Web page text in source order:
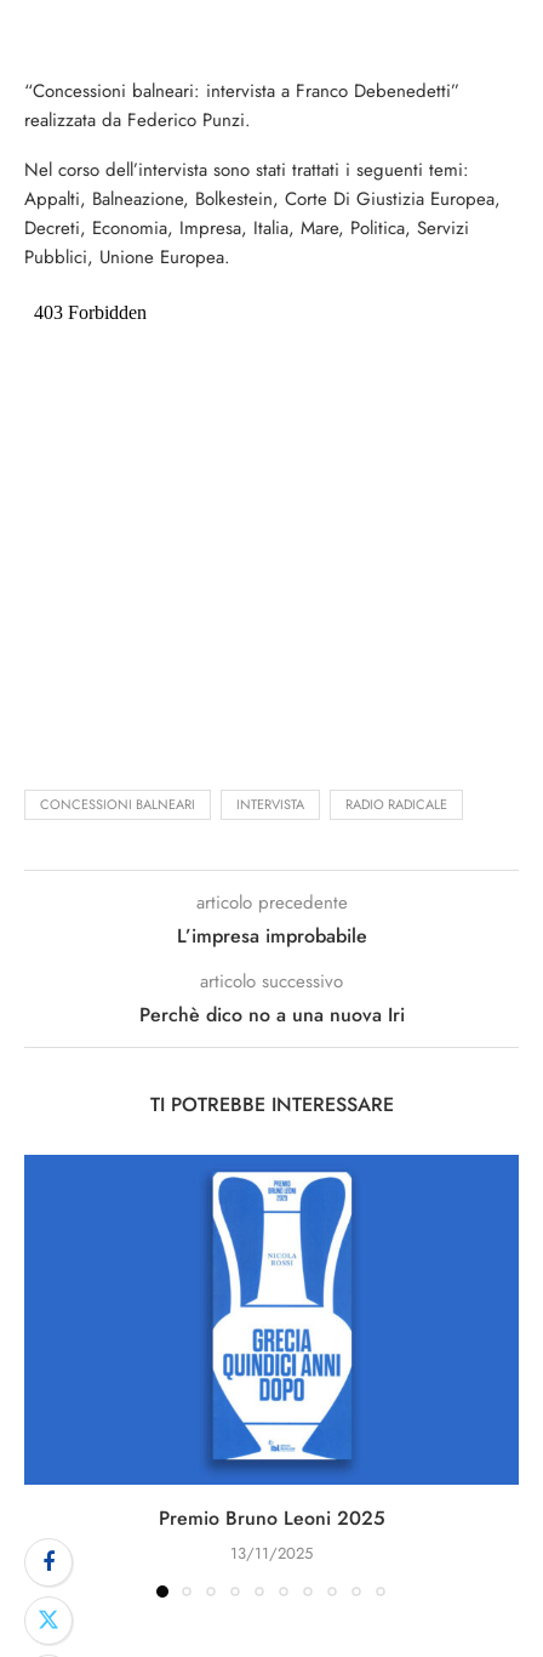
“Concessioni balneari: intervista a Franco Debenedetti”
realizzata da Federico Punzi.
Nel corso dell’intervista sono stati trattati i seguenti temi:
Appalti, Balneazione, Bolkestein, Corte Di Giustizia Europea,
Decreti, Economia, Impresa, Italia, Mare, Politica, Servizi
Pubblici, Unione Europea.
CONCESSIONI BALNEARI INTERVISTA RADIO RADICALE
articolo precedente
L’impresa improbabile
articolo successivo
Perchè dico no a una nuova Iri
TI POTREBBE INTERESSARE
Premio Bruno Leoni 2025
13/11/2025